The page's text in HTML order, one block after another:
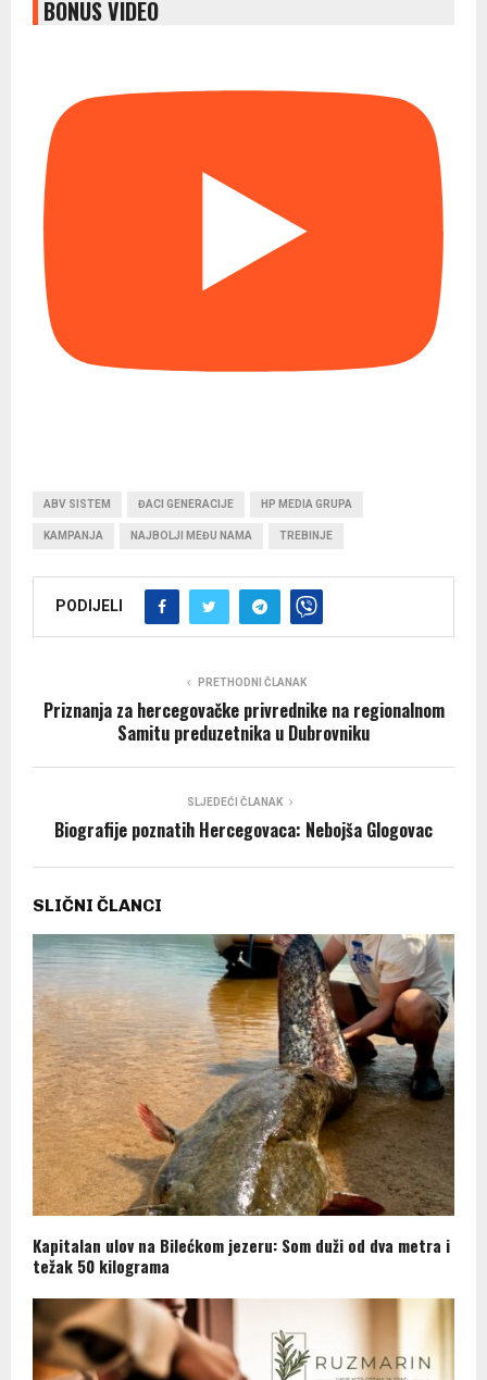
BONUS VIDEO
ABV SISTEM ĐACI GENERACIJE HP MEDIA GRUPA
KAMPANJA NAJBOLJI MEĐU NAMA TREBINJE
PODIJELI
PRETHODNI ČLANAK
Priznanja za hercegovačke privrednike na regionalnom
Samitu preduzetnika u Dubrovniku
SLJEDEĆI ČLANAK
Biografije poznatih Hercegovaca: Nebojša Glogovac
SLIČNI ČLANCI
Kapitalan ulov na Bilećkom jezeru: Som duži od dva metra i
težak 50 kilograma